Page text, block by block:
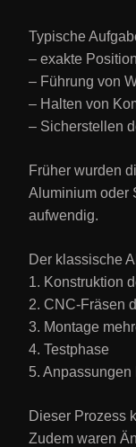
Typische
– exakte
– Führung von
– Halten von
– Sicherstellen
Früher wurden
Aluminium oder
aufwendig.
Der klassische
1. Konstruktion
2. CNC-Fräsen
3. Montage
4. Testphase
5. Anpassungen
Dieser Prozess
Zudem waren